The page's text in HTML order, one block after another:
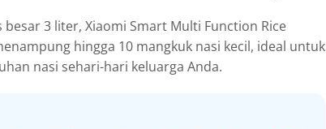
besar 3 liter, Xiaomi Smart Multi Function Rice
hingga 10 mangkuk nasi kecil, ideal untuk
nasi sehari-hari keluarga Anda.